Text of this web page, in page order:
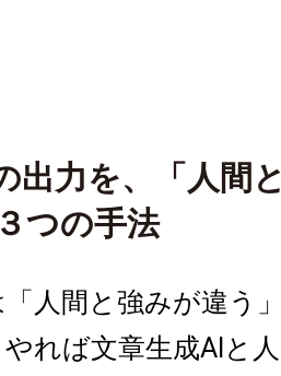
出力を、「人間
つの手法
人間と強みが違う
れば文章生成AIと